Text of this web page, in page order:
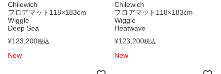
Chilewich
フロアマット118×183cm
Wiggle
Deep Sea
¥123,200税込
New
Chilewich
フロアマット118×183cm
Wiggle
Heatwave
¥123,200税込
New